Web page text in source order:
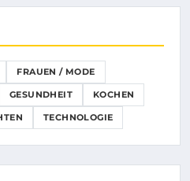
FRAUEN / MODE
GESUNDHEIT KOCHEN
TECHNOLOGIE